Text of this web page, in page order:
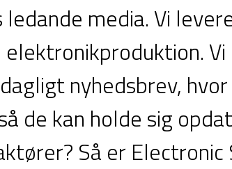
media. Vi
nyhedsbrev,
de kan holde sig
Så er Electronic